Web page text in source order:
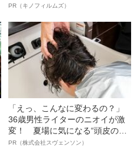
ルインタビュー“観客を魅了した
語る”《日本興収70億円突破》
PR（キノフィルムズ）
「えっ、こんなに変わるの？」
36歳男性ライターのニオイが激
変！ 夏場に気になる“頭皮のニ
オイ”や“ベタつき”を解消す
PR（株式会社スヴェンソン）